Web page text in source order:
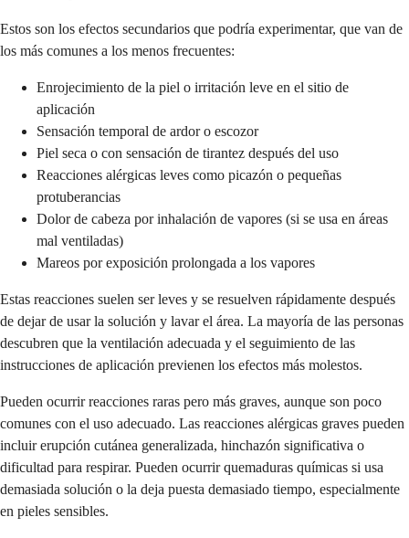
Estos son los efectos secundarios que podría experimentar, que van de
los más comunes a los menos frecuentes:
Enrojecimiento de la piel o irritación leve en el sitio de
aplicación
Sensación temporal de ardor o escozor
Piel seca o con sensación de tirantez después del uso
Reacciones alérgicas leves como picazón o pequeñas
protuberancias
Dolor de cabeza por inhalación de vapores (si se usa en áreas
mal ventiladas)
Mareos por exposición prolongada a los vapores
Estas reacciones suelen ser leves y se resuelven rápidamente después
de dejar de usar la solución y lavar el área. La mayoría de las personas
descubren que la ventilación adecuada y el seguimiento de las
instrucciones de aplicación previenen los efectos más molestos.
Pueden ocurrir reacciones raras pero más graves, aunque son poco
comunes con el uso adecuado. Las reacciones alérgicas graves pueden
incluir erupción cutánea generalizada, hinchazón significativa o
dificultad para respirar. Pueden ocurrir quemaduras químicas si usa
demasiada solución o la deja puesta demasiado tiempo, especialmente
en pieles sensibles.